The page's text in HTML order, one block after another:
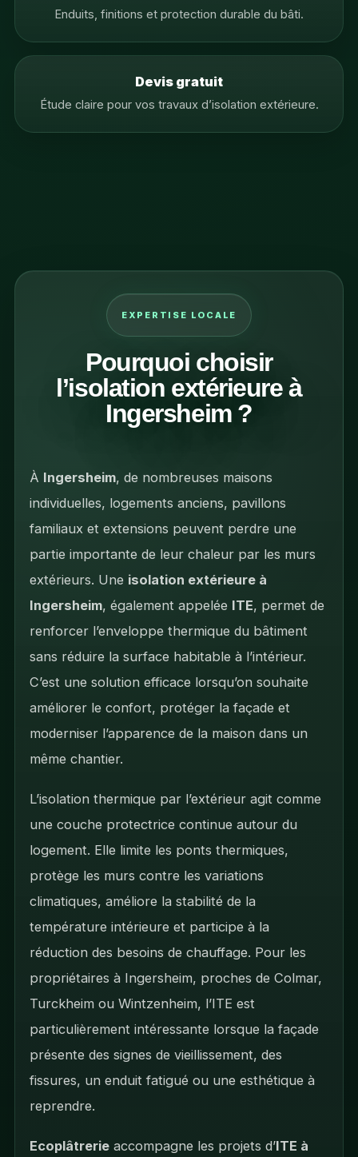
Enduits, finitions et protection durable du bâti.
Devis gratuit
Étude claire pour vos travaux d’isolation extérieure.
EXPERTISE LOCALE
Pourquoi choisir
l’isolation extérieure à
Ingersheim ?
À Ingersheim, de nombreuses maisons
individuelles, logements anciens, pavillons
familiaux et extensions peuvent perdre une
partie importante de leur chaleur par les murs
extérieurs. Une isolation extérieure à
Ingersheim, également appelée ITE, permet de
renforcer l’enveloppe thermique du bâtiment
sans réduire la surface habitable à l’intérieur.
C’est une solution efficace lorsqu’on souhaite
améliorer le confort, protéger la façade et
moderniser l’apparence de la maison dans un
même chantier.
L’isolation thermique par l’extérieur agit comme
une couche protectrice continue autour du
logement. Elle limite les ponts thermiques,
protège les murs contre les variations
climatiques, améliore la stabilité de la
température intérieure et participe à la
réduction des besoins de chauffage. Pour les
propriétaires à Ingersheim, proches de Colmar,
Turckheim ou Wintzenheim, l’ITE est
particulièrement intéressante lorsque la façade
présente des signes de vieillissement, des
fissures, un enduit fatigué ou une esthétique à
reprendre.
Ecoplâtrerie accompagne les projets d’ITE à